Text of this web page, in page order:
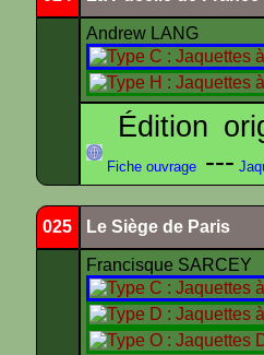
Andrew LANG
Édition
Fiche ouvrage ---
025 Le Siège de Paris
Francisque SARCEY